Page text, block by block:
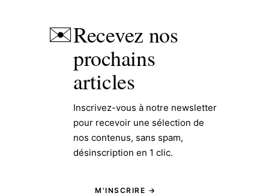
✉️Recevez nos
prochains
articles
Inscrivez-vous à notre newsletter
pour recevoir une sélection de
nos contenus, sans spam,
désinscription en 1 clic.
M'INSCRIRE →